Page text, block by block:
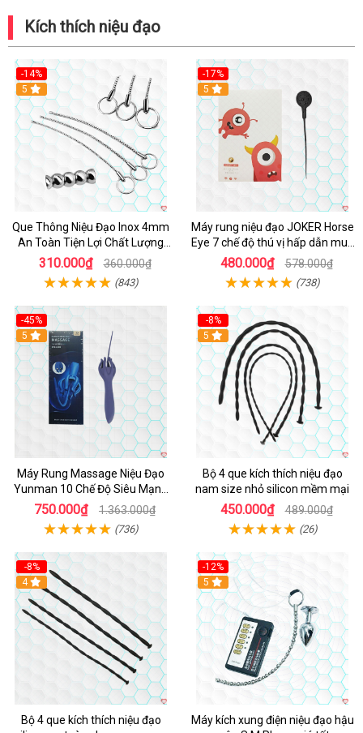
Kích thích niệu đạo
-14%
Hot
5
Que Thông Niệu Đạo Inox 4mm
An Toàn Tiện Lợi Chất Lượng
Cao
310.000₫ 360.000₫
(843)
-17%
Hot
5
Máy rung niệu đạo JOKER Horse
Eye 7 chế độ thú vị hấp dẫn mua
ngay
480.000₫ 578.000₫
(738)
-45%
Hot
5
Máy Rung Massage Niệu Đạo
Yunman 10 Chế Độ Siêu Mạnh
Thư Giãn
750.000₫ 1.363.000₫
(736)
-8%
5
Bộ 4 que kích thích niệu đạo
nam size nhỏ silicon mềm mại
450.000₫ 489.000₫
(26)
-8%
4
Bộ 4 que kích thích niệu đạo
-12%
Hot
5
Máy kích xung điện niệu đạo hậu